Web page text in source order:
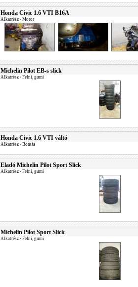
Honda Civic 1.6 VTI B16A
Alkatrész • Motor
Michelin Pilot EB-s slick
Alkatrész • Felni, gumi
Honda Civic 1.6 VTI váltó
Alkatrész • Bontás
Eladó Michelin Pilot Sport Slick
Alkatrész • Felni, gumi
Michelin Pilot Sport Slick
Alkatrész • Felni, gumi